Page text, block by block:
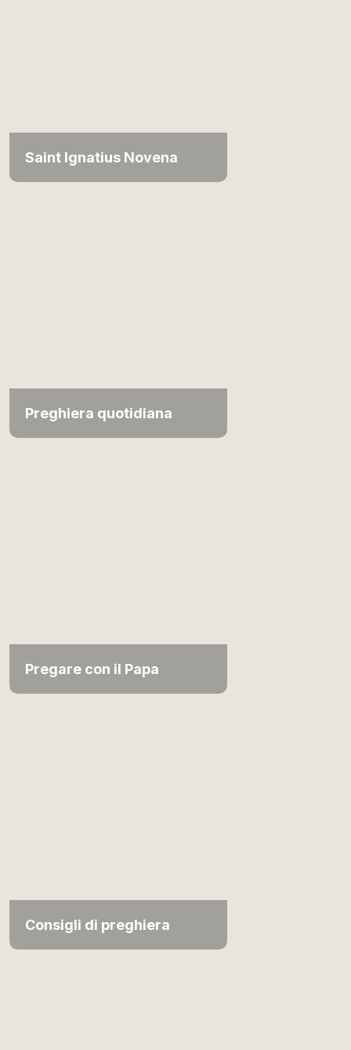
Saint Ignatius Novena
Preghiera quotidiana
Pregare con il Papa
Consigli di preghiera